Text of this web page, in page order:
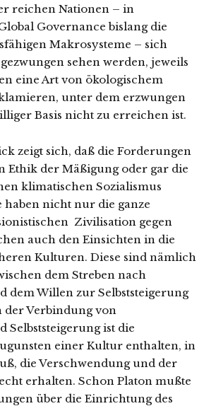
reichen Nationen – in
Governance bislang die
Makrosysteme – sich
sehen werden, jeweils
eine Art von ökologischem
unter dem erzwungen
Basis nicht zu erreichen ist.
zeigt sich, daß die Forderungen
Ethik der Mäßigung oder gar die
klimatischen Sozialismus
haben nicht nur die ganze
Zivilisation gegen
auch den Einsichten in die
Kulturen. Diese sind nämlich
dem Streben nach
dem Willen zur Selbststeigerung
der Verbindung von
Selbststeigerung ist die
einer Kultur enthalten, in
die Verschwendung und der
erhalten. Schon Platon mußte
über die Einrichtung des